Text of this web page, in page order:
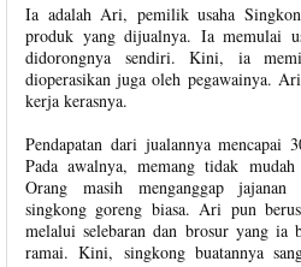
Ia adalah Ari, pemilik usaha
produk yang dijualnya. Ia memulai
didorongnya sendiri. Kini, ia
dioperasikan juga oleh pegawainya.
kerja kerasnya.
Pendapatan dari jualannya
Pada awalnya, memang tidak
Orang masih menganggap jajanan
singkong goreng biasa. Ari pun
melalui selebaran dan brosur yang ia
ramai. Kini, singkong buatannya